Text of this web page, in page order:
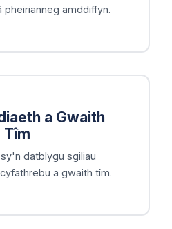
amddiffyn.
a Gwaith
Tîm
sy'n datblygu sgiliau
a gwaith tîm.